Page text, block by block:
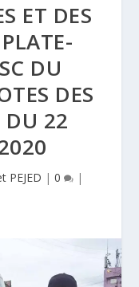
ET DES
DU
DES
DU 22
PEJED | 0 |